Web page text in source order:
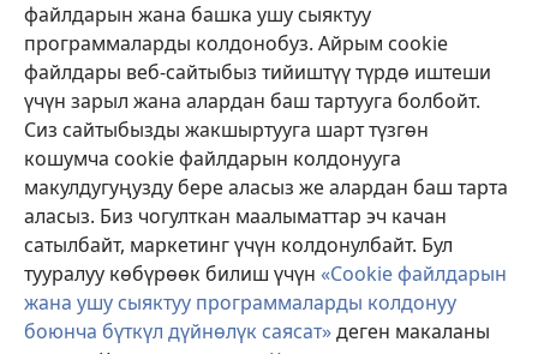
файлдарын жана башка ушу сыяктуу
программаларды колдонобуз. Айрым cookie
файлдары веб-сайтыбыз тийиштүү түрдө иштеши
үчүн зарыл жана алардан баш тартууга болбойт.
Сиз сайтыбызды жакшыртууга шарт түзгөн
кошумча cookie файлдарын колдонууга
макулдугуңузду бере аласыз же алардан баш тарта
аласыз. Биз чогулткан маалыматтар эч качан
сатылбайт, маркетинг үчүн колдонулбайт. Бул
тууралуу көбүрөөк билиш үчүн «Cookie файлдарын
жана ушу сыяктуу программаларды колдонуу
боюнча бүткүл дүйнөлүк саясат»деген макаланы
Тартуулар
(жаңы
терезе
ачат)
ОНЛАЙН КИТЕПКАНА
(жаңы
терезе
ачат) JW Hub
(жаңы
терезе
ачат) JW Library
Watchtower Library